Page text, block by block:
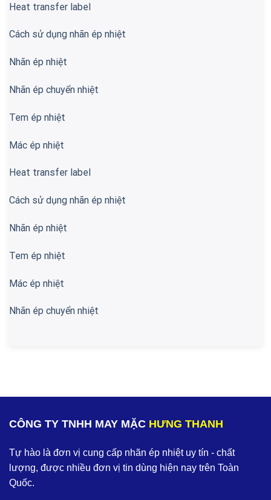
Heat transfer label
Cách sử dụng nhãn ép nhiệt
Nhãn ép nhiệt
Nhãn ép chuyển nhiệt
Tem ép nhiệt
Mác ép nhiệt
Heat transfer label
Cách sử dụng nhãn ép nhiệt
Nhãn ép nhiệt
Tem ép nhiệt
Mác ép nhiệt
Nhãn ép chuyển nhiệt
CÔNG TY TNHH MAY MẶC HƯNG THANH
Tự hào là đơn vị cung cấp nhãn ép nhiệt uy tín - chất
lượng, được nhiều đơn vị tin dùng hiện nay trên Toàn
Quốc.